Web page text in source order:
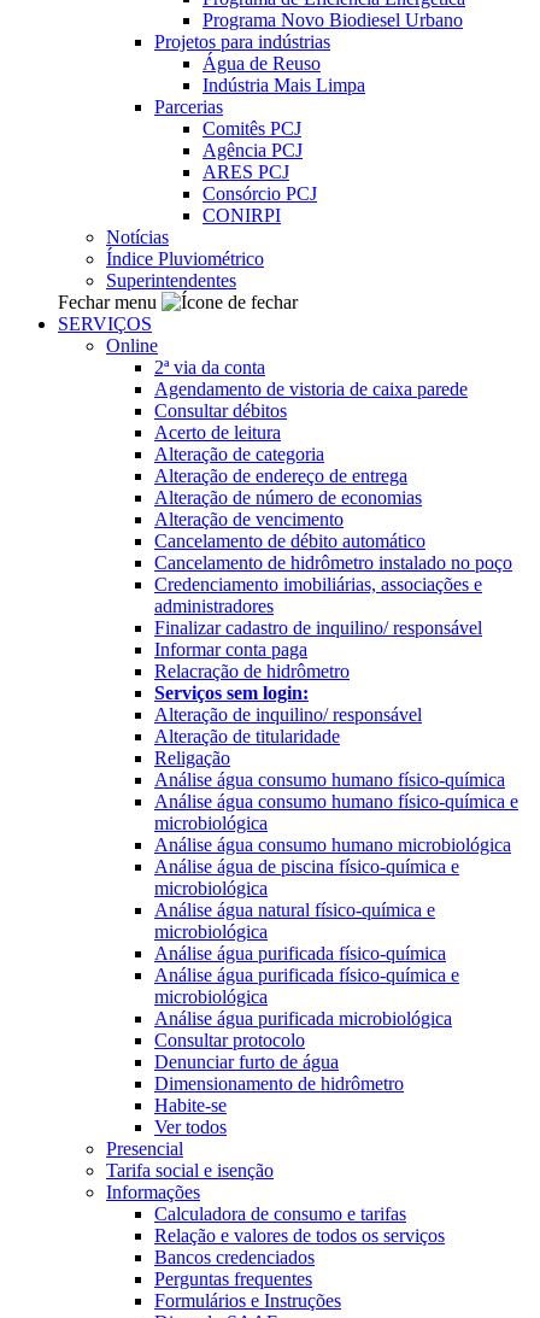
Programa Novo Biodiesel Urbano
Projetos para indústrias
Água de Reuso
Indústria Mais Limpa
Parcerias
Comitês PCJ
Agência PCJ
ARES PCJ
Consórcio PCJ
CONIRPI
Notícias
Índice Pluviométrico
Superintendentes
Fechar menu
SERVIÇOS
Online
2ª via da conta
Agendamento de vistoria de caixa parede
Consultar débitos
Acerto de leitura
Alteração de categoria
Alteração de endereço de entrega
Alteração de número de economias
Alteração de vencimento
Cancelamento de débito automático
Cancelamento de hidrômetro instalado no poço
Credenciamento imobiliárias, associações e
administradores
Finalizar cadastro de inquilino/ responsável
Informar conta paga
Relacração de hidrômetro
Serviços sem login:
Alteração de inquilino/ responsável
Alteração de titularidade
Religação
Análise água consumo humano físico-química
Análise água consumo humano físico-química e
microbiológica
Análise água consumo humano microbiológica
Análise água de piscina físico-química e
microbiológica
Análise água natural físico-química e
microbiológica
Análise água purificada físico-química
Análise água purificada físico-química e
microbiológica
Análise água purificada microbiológica
Consultar protocolo
Denunciar furto de água
Dimensionamento de hidrômetro
Habite-se
Ver todos
Presencial
Tarifa social e isenção
Informações
Calculadora de consumo e tarifas
Relação e valores de todos os serviços
Bancos credenciados
Perguntas frequentes
Formulários e Instruções